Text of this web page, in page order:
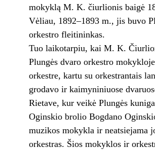
mokyklą M. K. čiurlionis baigė
Vėliau, 1892–1893 m., jis buvo
orkestro fleitininkas.
Tuo laikotarpiu, kai M. K.
Plungės dvaro orkestro
orkestre, kartu su orkestrantais
grodavo ir kaimyniniuose
Rietave, kur veikė Plungės
Oginskio brolio Bogdano
muzikos mokykla ir neatsiejama
orkestras. Šios mokyklos ir